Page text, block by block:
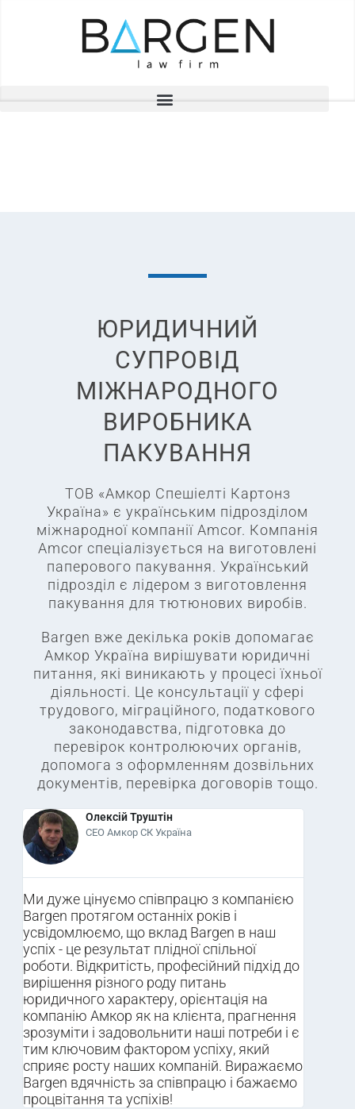
ЮРИДИЧНИЙ
СУПРОВІД
МІЖНАРОДНОГО
ВИРОБНИКА
ПАКУВАННЯ
ТОВ «Амкор Спешіелті Картонз
Україна» є українським підрозділом
міжнародної компанії Amcor. Компанія
Amcor спеціалізується на виготовлені
паперового пакування. Український
підрозділ є лідером з виготовлення
пакування для тютюнових виробів.
Bargen вже декілька років допомагає
Амкор Україна вирішувати юридичні
питання, які виникають у процесі їхньої
діяльності. Це консультації у сфері
трудового, міграційного, податкового
законодавства, підготовка до
перевірок контролюючих органів,
допомога з оформленням дозвільних
документів, перевірка договорів тощо.
Олексій Труштін
CEO Амкор СК Україна
Ми дуже цінуємо співпрацю з компанією
Bargen протягом останніх років і
усвідомлюємо, що вклад Bargen в наш
успіх - це результат плідної спільної
роботи. Відкритість, професійний підхід до
вирішення різного роду питань
юридичного характеру, орієнтація на
компанію Амкор як на клієнта, прагнення
зрозуміти і задовольнити наші потреби і є
тим ключовим фактором успіху, який
сприяє росту наших компаній. Виражаємо
Bargen вдячність за співпрацю і бажаємо
процвітання та успіхів!